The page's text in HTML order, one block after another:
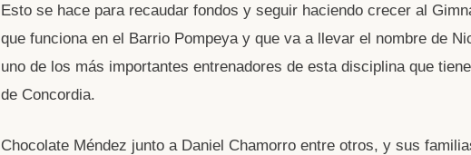
Esto se hace para recaudar fondos y seguir haciendo crecer al
que funciona en el Barrio Pompeya y que va a llevar el nombre de
uno de los más importantes entrenadores de esta disciplina que
de Concordia.
Chocolate Méndez junto a Daniel Chamorro entre otros, y sus